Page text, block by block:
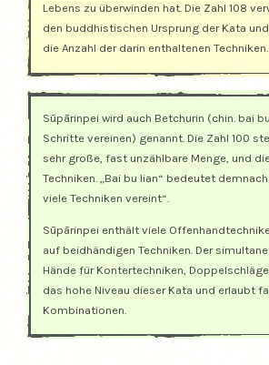
Lebens zu überwinden hat. Die Zahl 108
den buddhistischen Ursprung der Kata
die Anzahl der darin enthaltenen Techniken.
Sūpārinpei wird auch Betchurin (chin. bai
Schritte vereinen) genannt. Die Zahl 100
sehr große, fast unzählbare Menge, und
Techniken. „Bai bu lian“ bedeutet
viele Techniken vereint“.
Sūpārinpei enthält viele
auf beidhändigen Techniken. Der
Hände für Kontertechniken,
das hohe Niveau dieser Kata und erlaubt
Kombinationen.